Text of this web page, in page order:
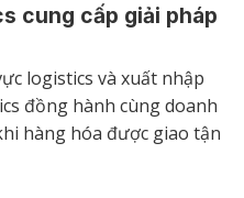
cung cấp giải pháp
logistics và xuất nhập
đồng hành cùng doanh
hàng hóa được giao tận